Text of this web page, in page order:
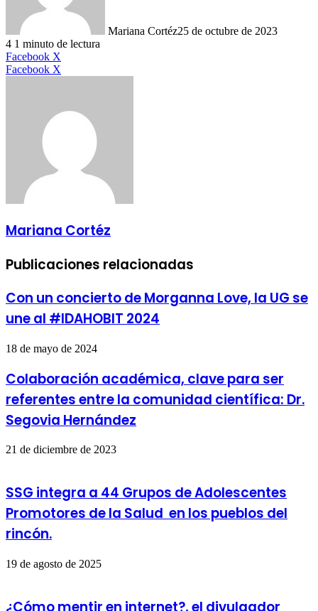
Mariana Cortéz25 de octubre de 2023
4 1 minuto de lectura
Facebook X
Facebook X
Mariana Cortéz
Publicaciones relacionadas
Con un concierto de Morganna Love, la UG se
une al #IDAHOBIT 2024
18 de mayo de 2024
Colaboración académica, clave para ser
referentes entre la comunidad científica: Dr.
Segovia Hernández
21 de diciembre de 2023
SSG integra a 44 Grupos de Adolescentes
Promotores de la Salud en los pueblos del
rincón.
19 de agosto de 2025
¿Cómo mentir en internet?, el divulgador